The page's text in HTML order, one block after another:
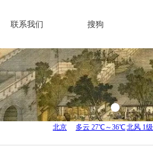
联系我们 搜狗